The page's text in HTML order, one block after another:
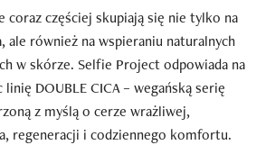
coraz częściej skupiają się nie tylko na
ale również na wspieraniu naturalnych
w skórze. Selfie Project odpowiada na
DOUBLE CICA – wegańską serię
z myślą o cerze wrażliwej,
regeneracji i codziennego komfortu.